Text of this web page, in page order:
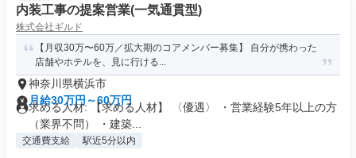
内装工事の提案営業(一気通貫型)
株式会社ギルド
【月収30万〜60万／拡大期のコアメンバー募集】 自分が携わった
店舗やホテルを、見に行ける...
神奈川県横浜市
月給30万円～60万円
求める人材: 【求める人材】 〈優遇〉 ・営業経験5年以上の方
（業界不問） ・建築...
交通費支給 駅近5分以内